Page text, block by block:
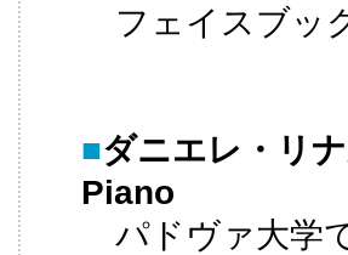
フェイスブ
■ダニエレ・リ
Piano
パドヴァ大学